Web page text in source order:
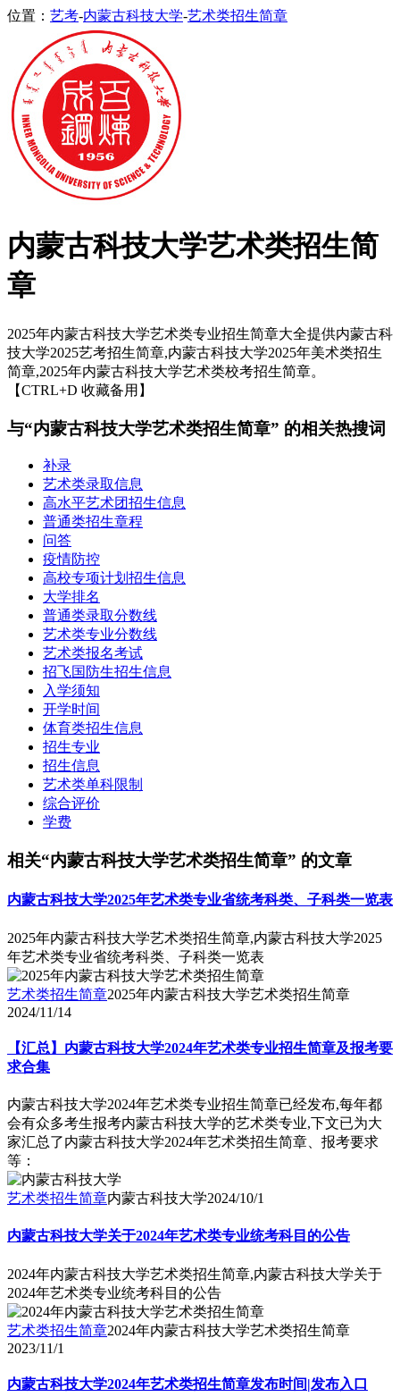
位置： 艺考-内蒙古科技大学-艺术类招生简章
内蒙古科技大学艺术类招生简
章
2025年内蒙古科技大学艺术类专业招生简章大全提供内蒙古科
技大学2025艺考招生简章,内蒙古科技大学2025年美术类招生
简章,2025年内蒙古科技大学艺术类校考招生简章。
【CTRL+D 收藏备用】
与“内蒙古科技大学艺术类招生简章” 的相关热搜词
补录
艺术类录取信息
高水平艺术团招生信息
普通类招生章程
问答
疫情防控
高校专项计划招生信息
大学排名
普通类录取分数线
艺术类专业分数线
艺术类报名考试
招飞国防生招生信息
入学须知
开学时间
体育类招生信息
招生专业
招生信息
艺术类单科限制
综合评价
学费
相关“内蒙古科技大学艺术类招生简章” 的文章
内蒙古科技大学2025年艺术类专业省统考科类、子科类一览表
2025年内蒙古科技大学艺术类招生简章,内蒙古科技大学2025
年艺术类专业省统考科类、子科类一览表
艺术类招生简章2025年内蒙古科技大学艺术类招生简章
2024/11/14
【汇总】内蒙古科技大学2024年艺术类专业招生简章及报考要
求合集
内蒙古科技大学2024年艺术类专业招生简章已经发布,每年都
会有众多考生报考内蒙古科技大学的艺术类专业,下文已为大
家汇总了内蒙古科技大学2024年艺术类招生简章、报考要求
等：
艺术类招生简章内蒙古科技大学2024/10/1
内蒙古科技大学关于2024年艺术类专业统考科目的公告
2024年内蒙古科技大学艺术类招生简章,内蒙古科技大学关于
2024年艺术类专业统考科目的公告
艺术类招生简章2024年内蒙古科技大学艺术类招生简章
2023/11/1
内蒙古科技大学2024年艺术类招生简章发布时间|发布入口